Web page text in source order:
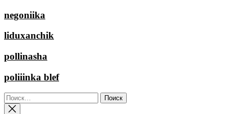
negoniika
liduxanchik
pollinasha
poliiinka blef
Найти: